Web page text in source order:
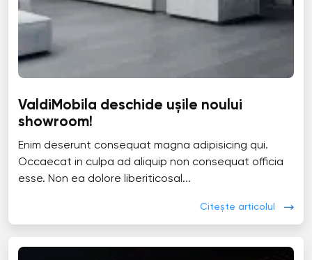
ValdiMobila deschide ușile noului
showroom!
Enim deserunt consequat magna adipisicing qui.
Occaecat in culpa ad aliquip non consequat officia
esse. Non ea dolore liberiticosal...
Citește articolul